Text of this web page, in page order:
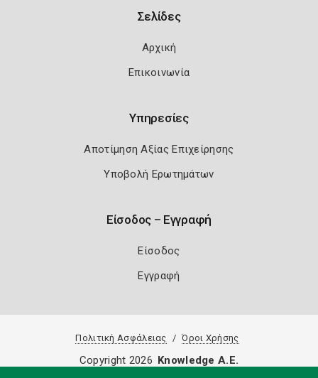
Σελίδες
Αρχική
Επικοινωνία
Υπηρεσίες
Αποτίμηση Αξίας Επιχείρησης
Υποβολή Ερωτημάτων
Είσοδος – Εγγραφή
Είσοδος
Εγγραφή
Πολιτική Ασφάλειας Όροι Χρήσης
Copyright 2026 Knowledge A.E.